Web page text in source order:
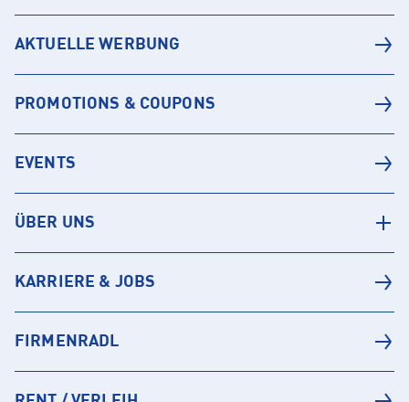
AKTUELLE WERBUNG
PROMOTIONS & COUPONS
EVENTS
ÜBER UNS
KARRIERE & JOBS
FIRMENRADL